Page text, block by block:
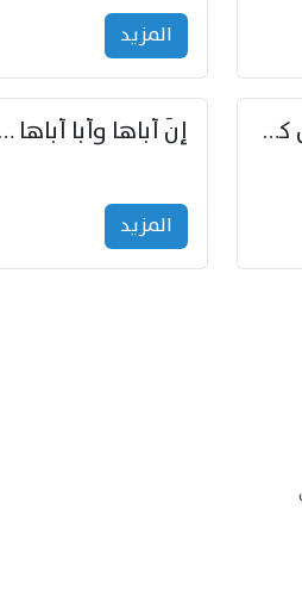
المزید
أفاطم مهلا بعض هذا التدلل … وإن كنت قد أزمعت صرمي فأجملي
المزید